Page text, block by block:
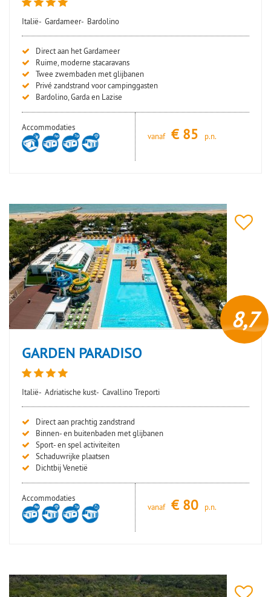
Italië- Gardameer- Bardolino
Direct aan het Gardameer
Ruime, moderne stacaravans
Twee zwembaden met glijbanen
Privé zandstrand voor campinggasten
Bardolino, Garda en Lazise
Accommodaties
vanaf
€ 85 p.n.
8,7
GARDEN PARADISO
Italië- Adriatische kust- Cavallino Treporti
Direct aan prachtig zandstrand
Binnen- en buitenbaden met glijbanen
Sport- en spel activiteiten
Schaduwrijke plaatsen
Dichtbij Venetië
Accommodaties
vanaf
€ 80 p.n.